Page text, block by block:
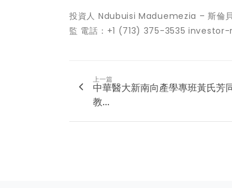
投資人 Ndubuisi Maduemezia – 斯倫
監 電話：+1 (713) 375-3535
上一篇
中華醫大新南向產學專班黃氏芳
教...